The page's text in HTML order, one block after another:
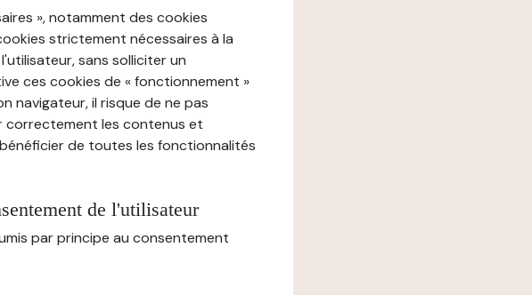
», notamment des cookies
strictement nécessaires à la
sans solliciter un
ces cookies de « fonctionnement »
navigateur, il risque de ne pas
correctement les contenus et
de toutes les fonctionnalités
de l'utilisateur
par principe au consentement